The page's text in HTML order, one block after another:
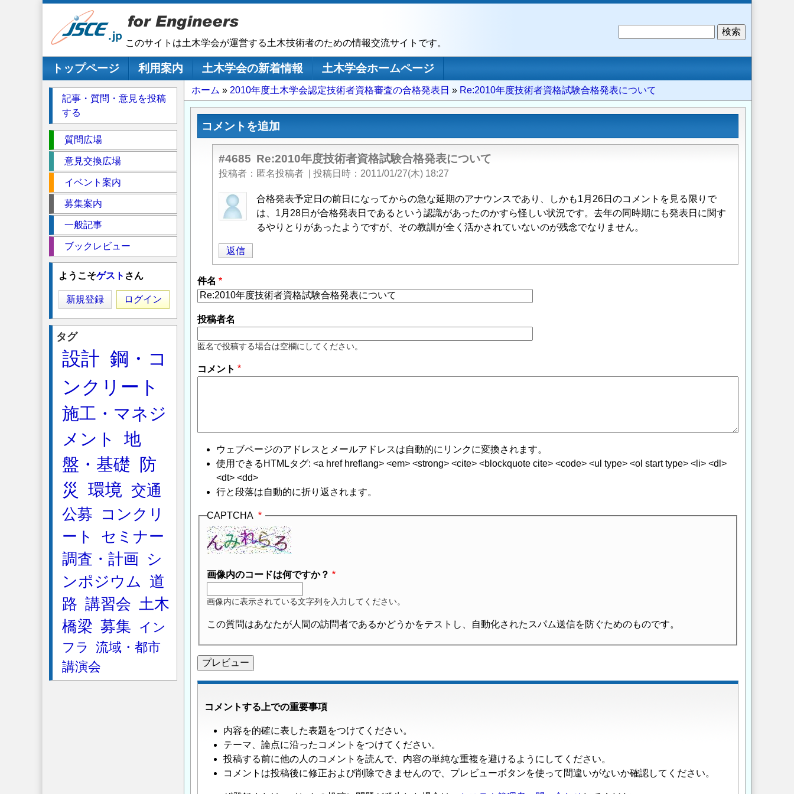
このサイトは土木学会が運営する土木技術者のための情報交流サイトです。
メインナビゲーション
トップページ 利用案内 土木学会の新着情報
土木学会ホームページ
パ
ン
ず
ホーム 2010年度土木学会認定技術者資格審査の合格発表日 Re:2010年度技術者資格試験合格発表について
コメントを追加
#4685 Re:2010年度技術者資格試験合格発表について
投稿者 匿名投稿者 投稿日時 2011/01/27(木) 18:27
匿
名
稿
者
よ
る
「
Re:2010
年
度
術
合
格
発
表
に
つ
い
て」
へ
の
返
合格発表予定日の前日になってからの急な延期のアナウンスであり、しかも1月26日のコメントを見る限りで
は、1月28日が合格発表日であるという認識があったのかすら怪しい状況です。去年の同時期にも発表日に関す
るやりとりがあったようですが、その教訓が全く活かされていないのが残念でなりません。
返信
件名
投稿者名
匿名で投稿する場合は空欄にしてください。
コメント
ウェブページのアドレスとメールアドレスは自動的にリンクに変換されます。
使用できるHTMLタグ: <a href hreflang> <em> <strong> <cite> <blockquote cite> <code> <ul type> <ol start type> <li> <dl>
<dt> <dd>
行と段落は自動的に折り返されます。
CAPTCHA
画像内のコードは何ですか？
画像内に表示されている文字列を入力してください。
この質問はあなたが人間の訪問者であるかどうかをテストし、自動化されたスパム送信を防ぐためのものです。
コメントする上での重要事項
内容を的確に表した表題をつけてください。
テーマ、論点に沿ったコメントをつけてください。
投稿する前に他の人のコメントを読んで、内容の単純な重複を避けるようにしてください。
コメントは投稿後に修正および削除できませんので、プレビューボタンを使って間違いがないか確認してください。
記事・質問・意見を投稿
する
ク
シ
質問広場
意見交換広場
イベント案内
募集案内
一般記事
ブックレビュー
ようこそゲスト さん
新規登録 ログイン
タグ
設計 鋼・コ
ンクリート
施工・マネジ
メント
地
盤・基礎
防
災
環境 交通
公募
コンクリ
ート
セミナー
調査・計画
シ
ンポジウム 道
路 講習会 土木
橋梁 募集
イン
フラ
流域・都市
講演会